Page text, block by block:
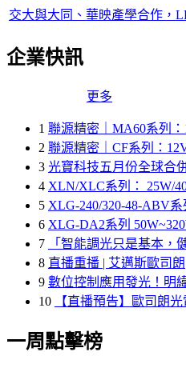
交大與大同、華映產學合作，
企業快訊
更多
1 聯源精密｜MA60系列：
2 聯源精密｜CF系列：
3 光寶科技五月份全球合
4 XLN/XLC系列： 25W/
5 XLG-240/320-48-ABV系
6 XLG-DA2系列
7
「智能調光只是基本，
8 直播重播 | 艾邁斯歐司朗
9 數位控制應用發光！明
10
【直播預告】歐司朗光
一周點擊榜